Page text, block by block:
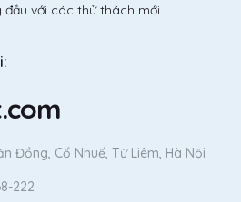
đầu với các thử thách mới
Đồng, Cổ Nhuế, Từ Liêm, Hà Nội
222